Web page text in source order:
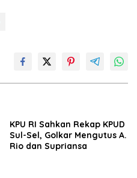
KPU RI Sahkan Rekap KPUD
Sul-Sel, Golkar Mengutus A.
Rio dan Supriansa